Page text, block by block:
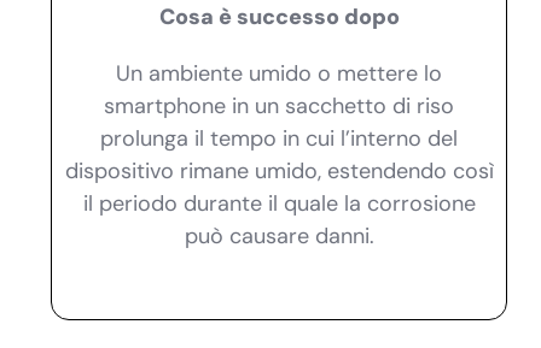
Cosa è successo dopo
Un ambiente umido o mettere lo
smartphone in un sacchetto di riso
prolunga il tempo in cui l’interno del
dispositivo rimane umido, estendendo così
il periodo durante il quale la corrosione
può causare danni.